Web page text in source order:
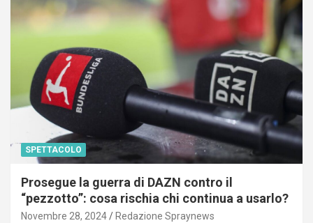
SPETTACOLO
Prosegue la guerra di DAZN contro il
“pezzotto”: cosa rischia chi continua a usarlo?
Novembre 28, 2024 Redazione Spraynews